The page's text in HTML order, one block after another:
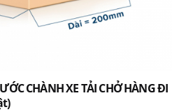
CHÀNH XE TẢI CHỞ HÀNG ĐI